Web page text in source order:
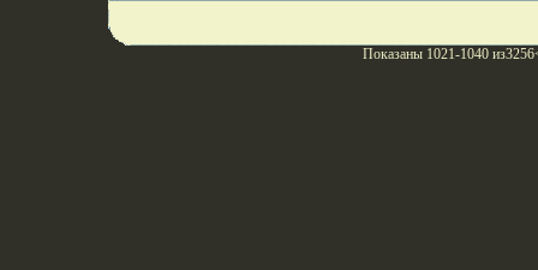
Показаны 1021-1040